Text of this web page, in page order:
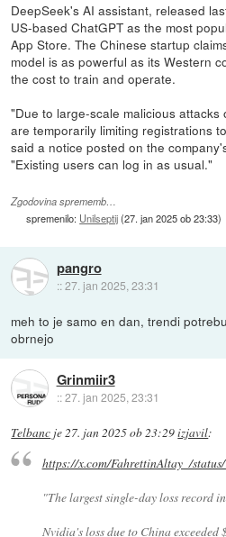
DeepSeek's AI assistant, released
US-based ChatGPT as the most
App Store. The Chinese startup
model is as powerful as its Western
the cost to train and operate.
"Due to large-scale malicious
are temporarily limiting registrations
said a notice posted on the
"Existing users can log in as usual."
Zgodovina sprememb…
spremenilo: Unilseptij(27. jan 2025 ob 23:33)
pangro
::27. jan 2025, 23:31
meh to je samo en dan, trendi
obrnejo
Grinmiir3
::27. jan 2025, 23:31
Telbanc je27. jan 2025 ob 23:29izjavil:
https://x.com/FahrettinAltay_/status/
"The largest single-day loss record
Nvidia's loss due to China